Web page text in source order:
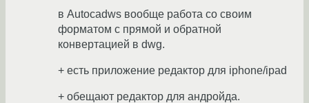
в Autocadws вообще работа со своим
форматом с прямой и обратной
конвертацией в dwg.
+ есть приложение редактор для iphone/ipad
+ обещают редактор для андройда.